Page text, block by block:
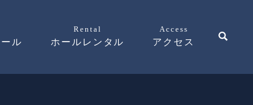
ル
Rental
ホールレンタル
Access
アクセス